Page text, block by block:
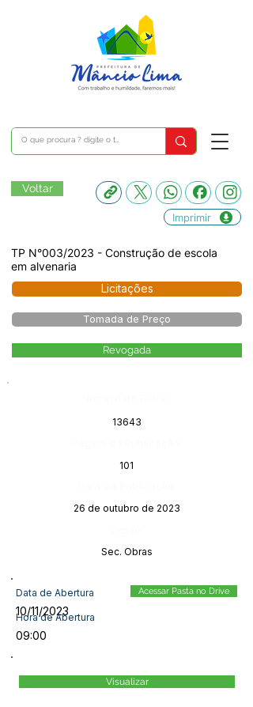
Voltar
Imprimir
TP N°003/2023 - Construção de escola
em alvenaria
Licitações
Tomada de Preço
Revogada
13643
101
26 de outubro de 2023
Sec. Obras
Data de Abertura
10/11/2023
Hora de Abertura
09:00
Acessar Pasta no Drive
Visualizar